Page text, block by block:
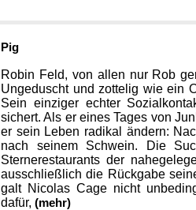
Pig
Robin Feld, von allen nur Rob
Ungeduscht und zottelig wie ein
Sein einziger echter
sichert. Als er eines Tages von
er sein Leben radikal ändern:
nach seinem Schwein. Die
Sternerestaurants der
ausschließlich die Rückgabe
galt Nicolas Cage nicht
dafür, (mehr)